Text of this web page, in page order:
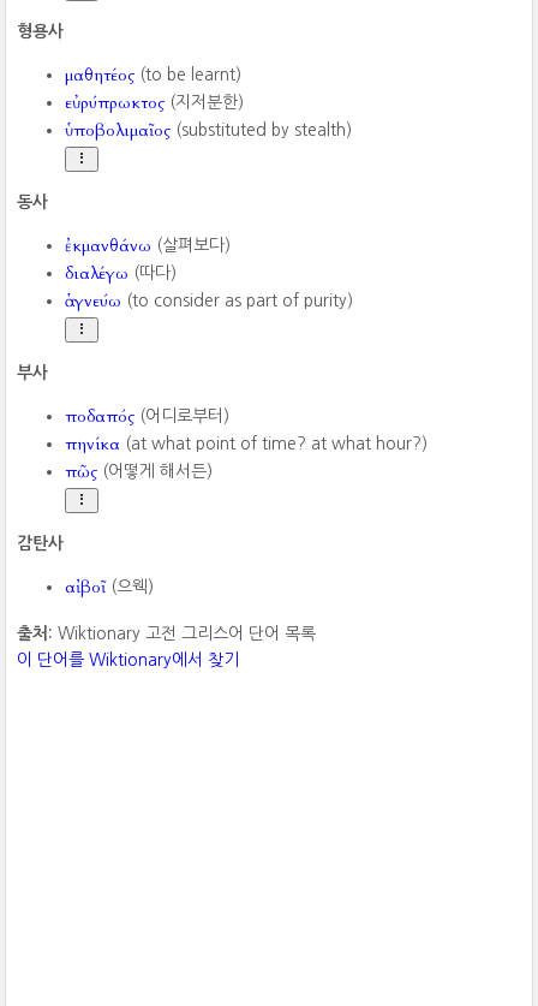
형용사
μαθητέος (to be learnt)
εὐρύπρωκτος (지저분한)
ὑποβολιμαῖος (substituted by stealth)
동사
ἐκμανθάνω (살펴보다)
διαλέγω (따다)
ἁγνεύω (to consider as part of purity)
부사
ποδαπός (어디로부터)
πηνίκα (at what point of time? at what hour?)
πῶς (어떻게 해서든)
감탄사
αἰβοῖ(으웩)
출처:Wiktionary 고전 그리스어 단어 목록
이 단어를 Wiktionary에서 찾기